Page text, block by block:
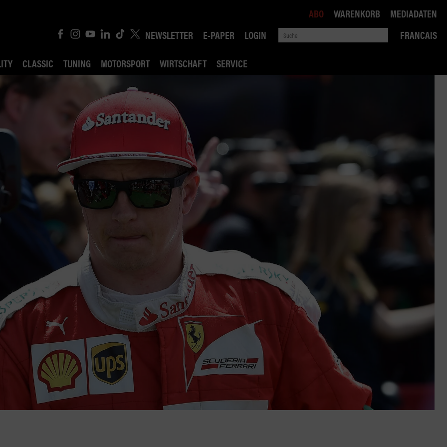
NEWSLETTER E-PAPER LOGIN
FRANCAIS
CLASSIC TUNING MOTORSPORT WIRTSCHAFT SERVICE
WETTBEWERB
ABO WARENKORB MEDIADATEN